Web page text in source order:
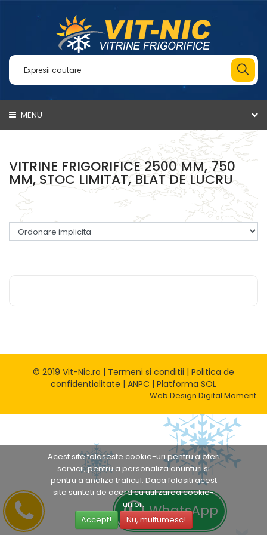
MENU
VITRINE FRIGORIFICE 2500 MM, 750
MM, STOC LIMITAT, BLAT DE LUCRU
© 2019 Vit-Nic.ro | Termeni si conditii | Politica de
confidentialitate | ANPC | Platforma SOL
Web Design Digital Moment.
WhatsApp
Acest site foloseste cookie-uri pentru a oferi
servicii, pentru a personaliza anunturi si
pentru a analiza traficul. Daca folositi acest
site sunteti de acord cu utilizarea cookie-
urilor.
Accept!
Nu, multumesc!